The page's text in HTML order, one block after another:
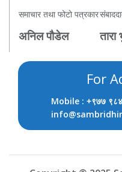
समाचार तथा फोटो पत्रकार
अनिल पौडेल तारा
For
Mobile : +९७७